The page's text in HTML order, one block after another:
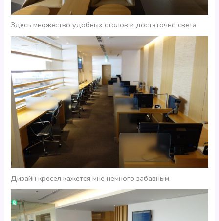
Здесь множество удобных столов и достаточно света.
Дизайн кресел кажется мне немного забавным.